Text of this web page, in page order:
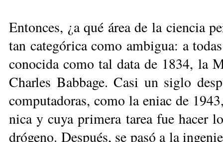
En­ton­ces, ¿a qué área de la cien­cia
tan ca­te­gó­ri­ca co­mo am­bi­gua: a
co­no­ci­da co­mo tal data de 1834, la
Char­les Bab­ba­ge. Ca­si un si­glo
com­pu­ta­do­ras, co­mo la eniac de
nica y cu­ya pri­me­ra ta­rea fue ha­cer
dró­ge­no. Des­pués, se pa­só a la